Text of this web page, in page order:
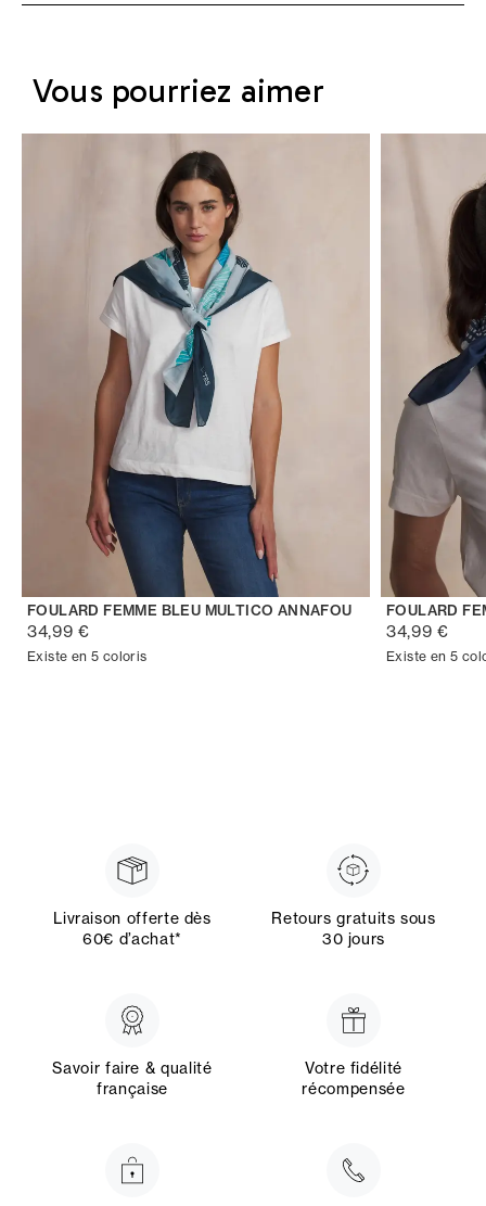
Vous pourriez aimer
FOULARD FEMME BLEU MULTICO ANNAFOU
34,99 €
Existe en 5 coloris
FOULARD
34,99 €
Existe en 5
Livraison offerte dès
60€ d’achat*
Retours gratuits sous
30 jours
Savoir faire & qualité
française
Votre fidélité
récompensée